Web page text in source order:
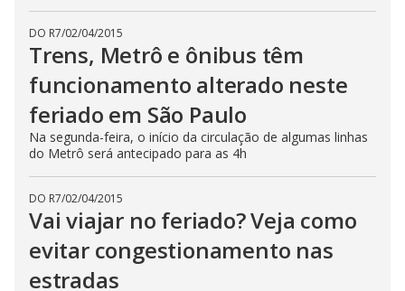
DO R7/02/04/2015
Trens, Metrô e ônibus têm
funcionamento alterado neste
feriado em São Paulo
Na segunda-feira, o início da circulação de algumas linhas
do Metrô será antecipado para as 4h
DO R7/02/04/2015
Vai viajar no feriado? Veja como
evitar congestionamento nas
estradas